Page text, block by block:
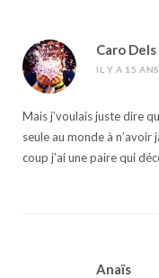
Caro Dels
IL Y A 15 ANS
Mais j’voulais juste dire
seule au monde à
coup j’ai une paire qui
Anaïs